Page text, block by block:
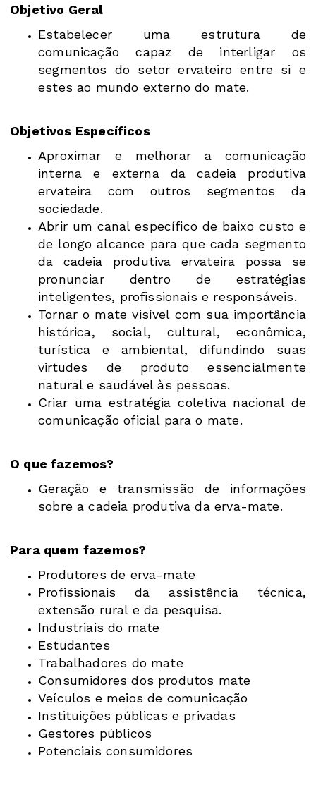
Objetivo Geral
Estabelecer uma estrutura de
comunicação capaz de interligar os
segmentos do setor ervateiro entre si e
estes ao mundo externo do mate.
Objetivos Específicos
Aproximar e melhorar a comunicação
interna e externa da cadeia produtiva
ervateira com outros segmentos da
sociedade.
Abrir um canal específico de baixo custo e
de longo alcance para que cada segmento
da cadeia produtiva ervateira possa se
pronunciar dentro de estratégias
inteligentes, profissionais e responsáveis.
Tornar o mate visível com sua importância
histórica, social, cultural, econômica,
turística e ambiental, difundindo suas
virtudes de produto essencialmente
natural e saudável às pessoas.
Criar uma estratégia coletiva nacional de
comunicação oficial para o mate.
O que fazemos?
Geração e transmissão de informações
sobre a cadeia produtiva da erva-mate.
Para quem fazemos?
Produtores de erva-mate
Profissionais da assistência técnica,
extensão rural e da pesquisa.
Industriais do mate
Estudantes
Trabalhadores do mate
Consumidores dos produtos mate
Veículos e meios de comunicação
Instituições públicas e privadas
Gestores públicos
Potenciais consumidores